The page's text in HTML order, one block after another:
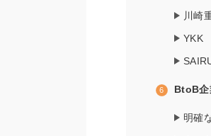
川崎
YKK
BtoB企
明確